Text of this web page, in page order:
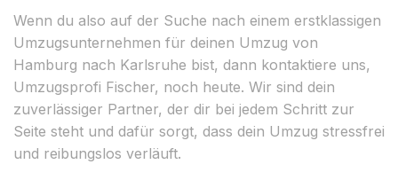
Wenn du also auf der Suche nach einem erstklassigen
Umzugsunternehmen für deinen Umzug von
Hamburg nach Karlsruhe bist, dann kontaktiere uns,
Umzugsprofi Fischer, noch heute. Wir sind dein
zuverlässiger Partner, der dir bei jedem Schritt zur
Seite steht und dafür sorgt, dass dein Umzug stressfrei
und reibungslos verläuft.